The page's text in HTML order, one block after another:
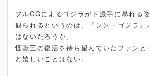
フルCGによるゴジラがド派手に暴れる
観られるというのは、『シン・ゴジラ』
はないだろうか。
怪獣王の復活を待ち望んでいたファンと
ど嬉しいことはない。